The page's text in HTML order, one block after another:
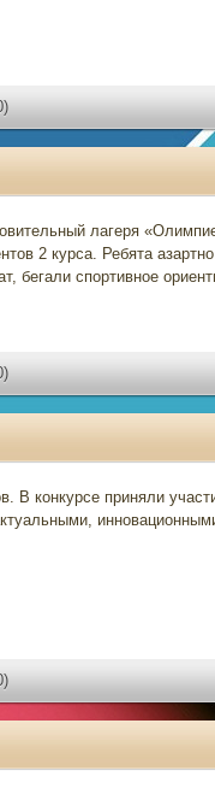
лагеря
2 курса. Ребята
бегали спортивное
В конкурсе приняли